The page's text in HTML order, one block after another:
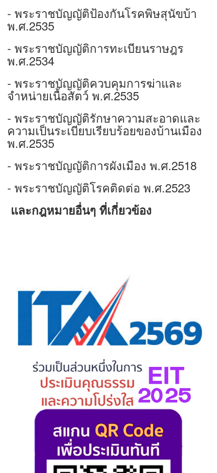
- พระราชบัญญัติป้องกันโรคพิษสุนัขบ้า
พ.ศ.2535
- พระราชบัญญัติการทะเบียนราษฎร
พ.ศ.2534
- พระราชบัญญัติควบคุมการฆ่าและ
จำหน่ายเนื้อสัตว์ พ.ศ.2535
- พระราชบัญญัติรักษาความสะอาดและ
ความเป็นระเบียบเรียบร้อยของบ้านเมือง
พ.ศ.2535
- พระราชบัญญัติการผังเมือง พ.ศ.2518
- พระราชบัญญัติโรคติดต่อ พ.ศ.2523
และกฎหมายอื่นๆ ที่เกี่ยวข้อง